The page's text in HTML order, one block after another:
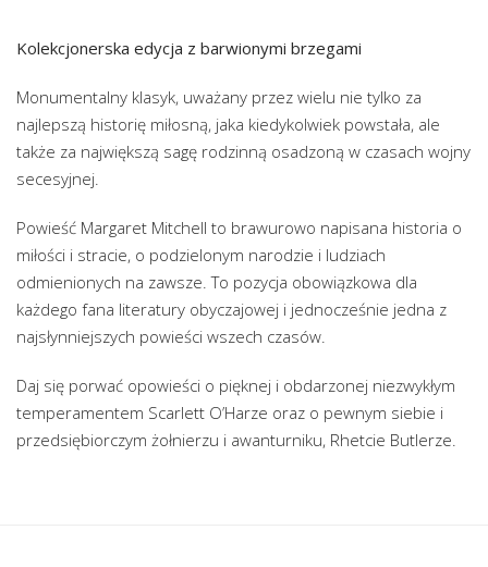
Kolekcjonerska edycja z barwionymi brzegami
Monumentalny klasyk, uważany przez wielu nie tylko za
najlepszą historię miłosną, jaka kiedykolwiek powstała, ale
także za największą sagę rodzinną osadzoną w czasach wojny
secesyjnej.
Powieść Margaret Mitchell to brawurowo napisana historia o
miłości i stracie, o podzielonym narodzie i ludziach
odmienionych na zawsze. To pozycja obowiązkowa dla
każdego fana literatury obyczajowej i jednocześnie jedna z
najsłynniejszych powieści wszech czasów.
Daj się porwać opowieści o pięknej i obdarzonej niezwykłym
temperamentem Scarlett O’Harze oraz o pewnym siebie i
przedsiębiorczym żołnierzu i awanturniku, Rhetcie Butlerze.